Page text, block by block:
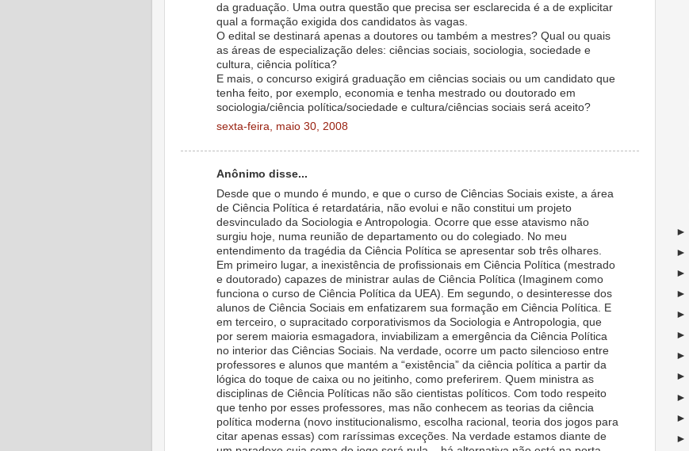
da graduação. Uma outra questão que precisa ser esclarecida é a de explicitar
qual a formação exigida dos candidatos às vagas.
O edital se destinará apenas a doutores ou também a mestres? Qual ou quais
as áreas de especialização deles: ciências sociais, sociologia, sociedade e
cultura, ciência política?
E mais, o concurso exigirá graduação em ciências sociais ou um candidato que
tenha feito, por exemplo, economia e tenha mestrado ou doutorado em
sociologia/ciência política/sociedade e cultura/ciências sociais será aceito?
sexta-feira, maio 30, 2008
Anônimo disse...
Desde que o mundo é mundo, e que o curso de Ciências Sociais existe, a área
de Ciência Política é retardatária, não evolui e não constitui um projeto
desvinculado da Sociologia e Antropologia. Ocorre que esse atavismo não
surgiu hoje, numa reunião de departamento ou do colegiado. No meu
entendimento da tragédia da Ciência Política se apresentar sob três olhares.
Em primeiro lugar, a inexistência de profissionais em Ciência Política (mestrado
e doutorado) capazes de ministrar aulas de Ciência Política (Imaginem como
funciona o curso de Ciência Política da UEA). Em segundo, o desinteresse dos
alunos de Ciência Sociais em enfatizarem sua formação em Ciência Política. E
em terceiro, o supracitado corporativismos da Sociologia e Antropologia, que
por serem maioria esmagadora, inviabilizam a emergência da Ciência Política
no interior das Ciências Sociais. Na verdade, ocorre um pacto silencioso entre
professores e alunos que mantém a “existência” da ciência política a partir da
lógica do toque de caixa ou no jeitinho, como preferirem. Quem ministra as
disciplinas de Ciência Políticas não são cientistas políticos. Com todo respeito
que tenho por esses professores, mas não conhecem as teorias da ciência
política moderna (novo institucionalismo, escolha racional, teoria dos jogos para
citar apenas essas) com raríssimas exceções. Na verdade estamos diante de
►
►
►
►
►
►
►
►
►
►
►